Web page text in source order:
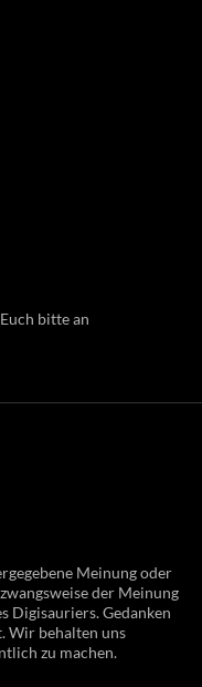
bitte an
Meinung oder
der Meinung
Digisauriers. Gedanken
Wir behalten uns
zu machen.